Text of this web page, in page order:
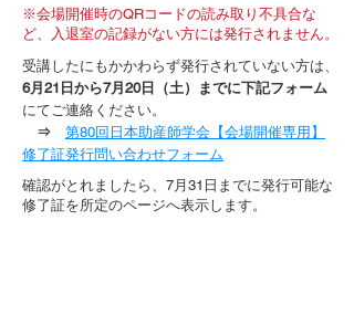
※会場開催時のQRコードの読み取り不具合な
ど、入退室の記録がない方には発行されません。
受講したにもかかわらず発行されていない方は、
6月21日から7月20日（土）までに下記フォーム
にてご連絡ください。
⇒ 第80回日本助産師学会【会場開催専用】
修了証発行問い合わせフォーム
確認がとれましたら、7月31日までに発行可能な
修了証を所定のページへ表示します。